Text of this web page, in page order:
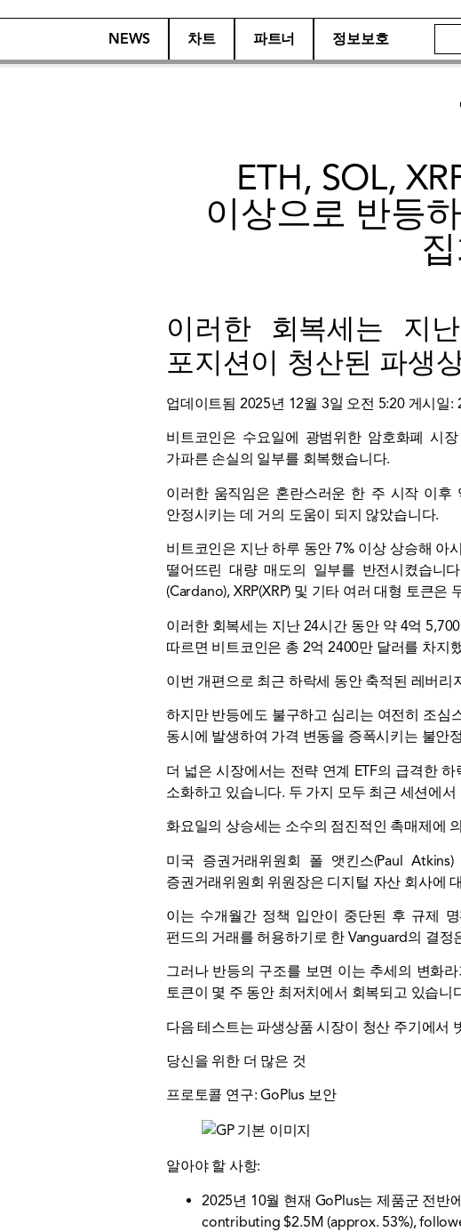
NEWS 차트 파트너 정보보호
ETH, SOL,
이상으로 반등
이러한 회복세는 지
포지션이 청산된 파생
업데이트됨 2025년 12월 3일 오전 5:20 게시일:
비트코인은 수요일에 광범위한 암호화폐 시
가파른 손실의 일부를 회복했습니다.
이러한 움직임은 혼란스러운 한 주 시작 이
안정시키는 데 거의 도움이 되지 않았습니다.
비트코인은 지난 하루 동안 7% 이상 상승해 아
떨어뜨린 대량 매도의 일부를 반전시켰습니
(Cardano), XRP(XRP) 및 기타 여러 대형 토큰
이러한 회복세는 지난 24시간 동안 약 4억
따르면 비트코인은 총 2억 2400만 달러를 차지
이번 개편으로 최근 하락세 동안 축적된 레버
하지만 반등에도 불구하고 심리는 여전히 조심
동시에 발생하여 가격 변동을 증폭시키는 불안
더 넓은 시장에서는 전략 연계 ETF의 급격한
소화하고 있습니다. 두 가지 모두 최근 세션에
화요일의 상승세는 소수의 점진적인 촉매제에
미국 증권거래위원회 폴 앳킨스(Paul
증권거래위원회 위원장은 디지털 자산 회사에
이는 수개월간 정책 입안이 중단된 후 규제
펀드의 거래를 허용하기로 한 Vanguard의 결
그러나 반등의 구조를 보면 이는 추세의 변화
토큰이 몇 주 동안 최저치에서 회복되고 있습니
다음 테스트는 파생상품 시장이 청산 주기에서
당신을 위한 더 많은 것
프로토콜 연구: GoPlus 보안
알아야 할 사항:
2025년 10월 현재 GoPlus는 제품군 전반
contributing $2.5M (approx. 53%),